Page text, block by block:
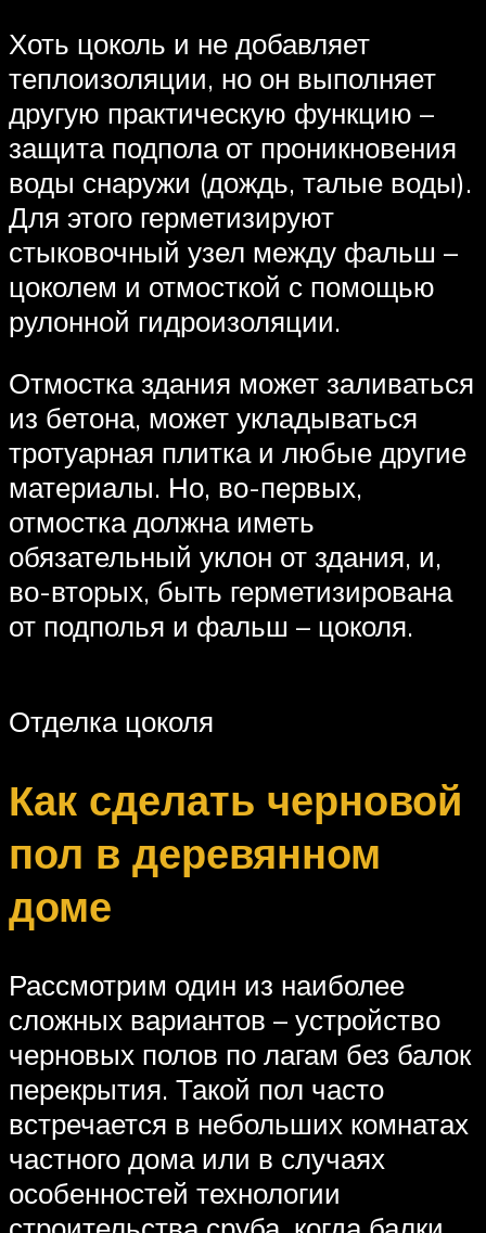
Хоть цоколь и не добавляет
теплоизоляции, но он выполняет
другую практическую функцию –
защита подпола от проникновения
воды снаружи (дождь, талые воды).
Для этого герметизируют
стыковочный узел между фальш –
цоколем и отмосткой с помощью
рулонной гидроизоляции.
Отмостка здания может заливаться
из бетона, может укладываться
тротуарная плитка и любые другие
материалы. Но, во-первых,
отмостка должна иметь
обязательный уклон от здания, и,
во-вторых, быть герметизирована
от подполья и фальш – цоколя.
Отделка цоколя
Как сделать черновой
пол в деревянном
доме
Рассмотрим один из наиболее
сложных вариантов – устройство
черновых полов по лагам без балок
перекрытия. Такой пол часто
встречается в небольших комнатах
частного дома или в случаях
особенностей технологии